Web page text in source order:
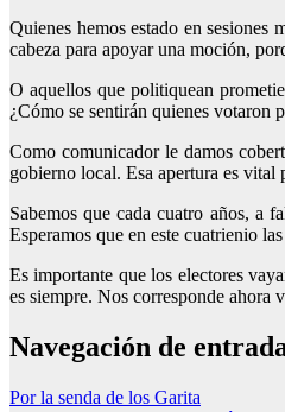
Quienes hemos estado en
cabeza para apoyar una moción,
O aquellos que politiquean
¿Cómo se sentirán quienes votaron
Como comunicador le damos
gobierno local. Esa apertura es vital
Sabemos que cada cuatro años, a
Esperamos que en este cuatrienio
Es importante que los electores
es siempre. Nos corresponde ahora
Navegación de
Por la senda de los Garita